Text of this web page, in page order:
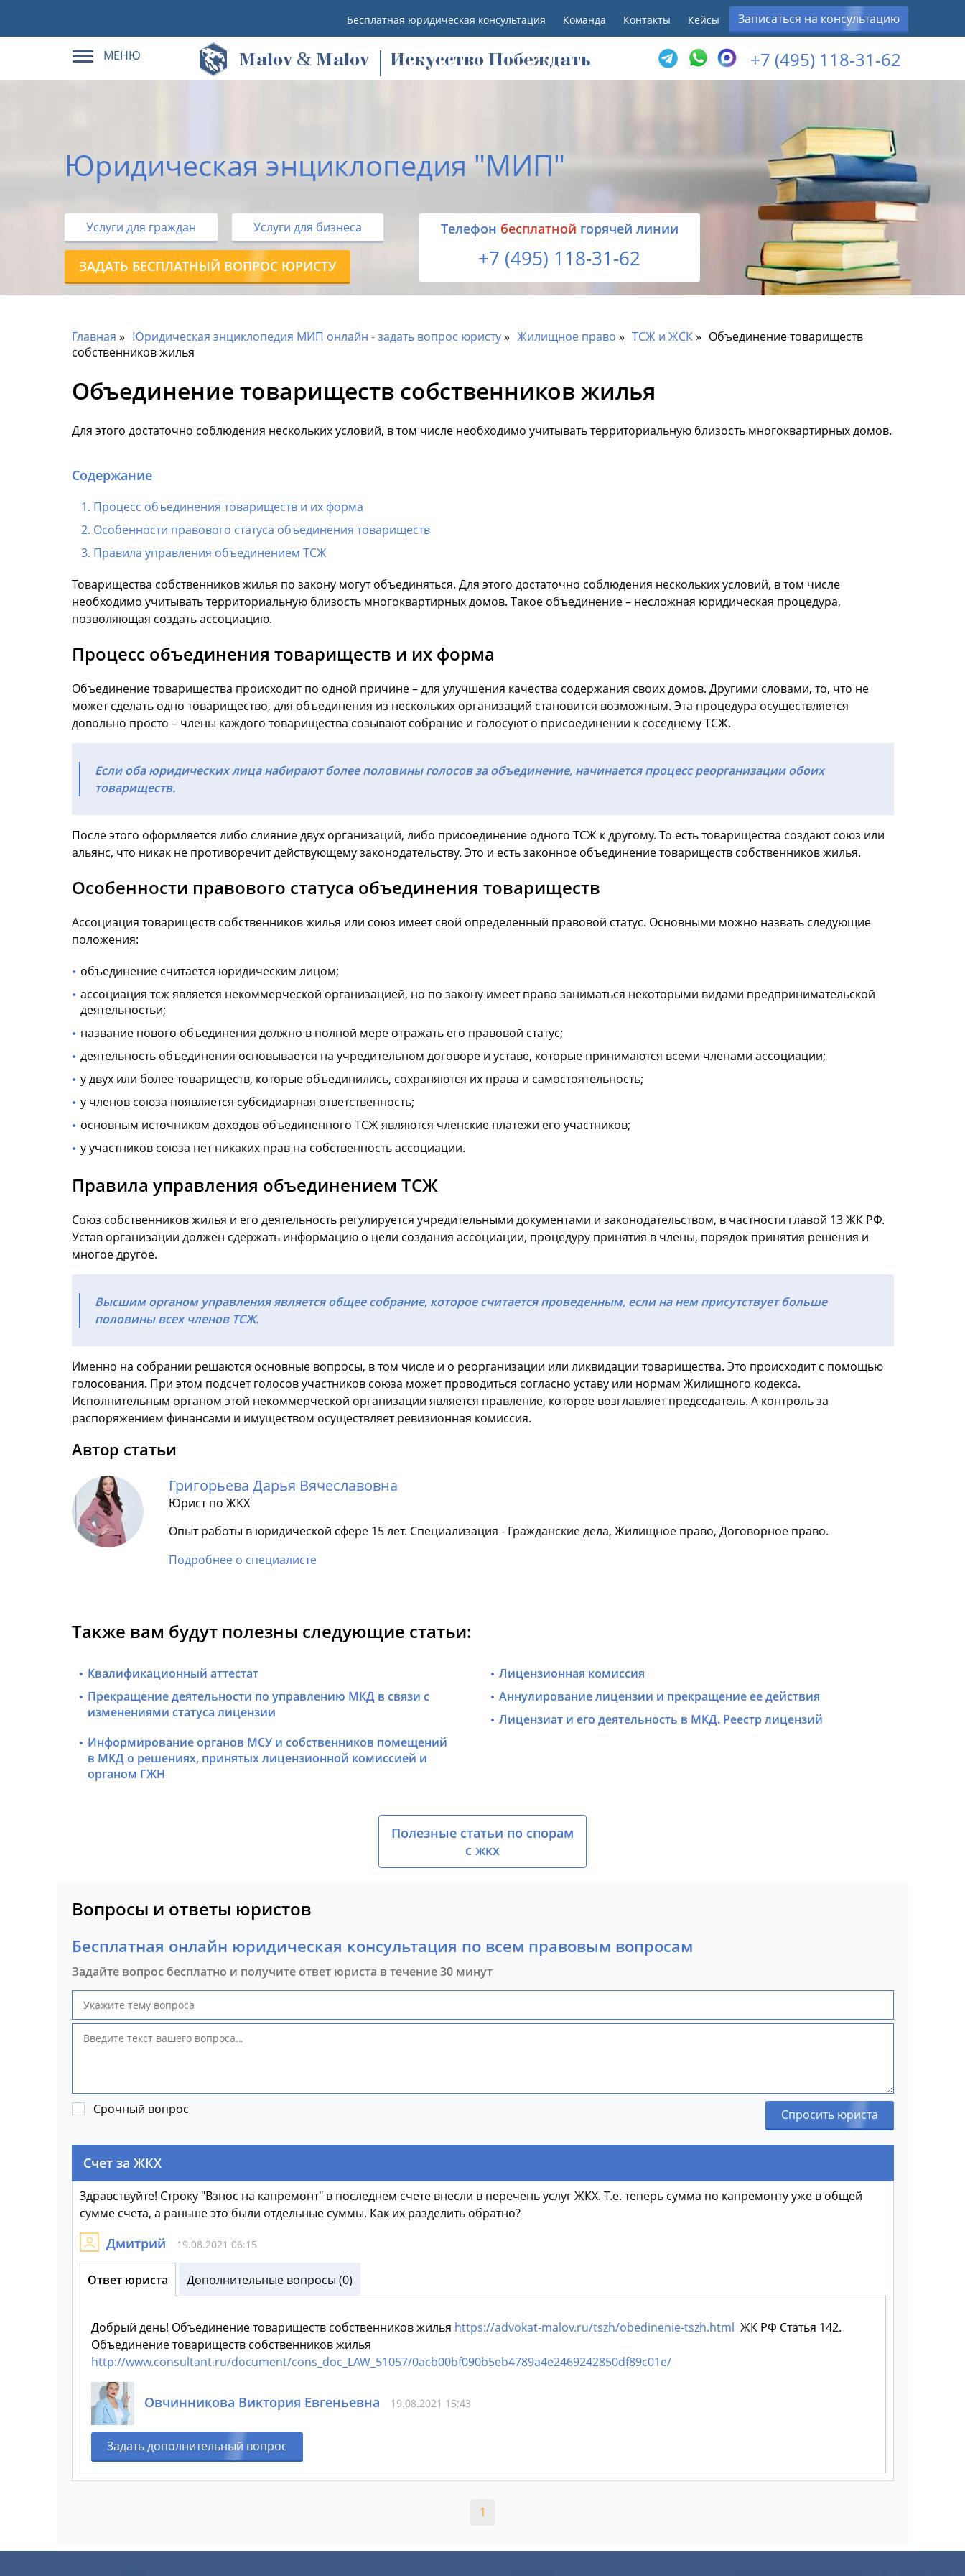
Бесплатная юридическая консультация Команда Контакты Кейсы Записаться на консультацию
МЕНЮ Malov & Malov Искусство Побеждать +7 (495) 118-31-62
Юридическая энциклопедия "МИП"
Услуги для граждан Услуги для бизнеса
ЗАДАТЬ БЕСПЛАТНЫЙ ВОПРОС ЮРИСТУ
Tелефон бесплатной горячей линии
+7 (495) 118-31-62
Главная Юридическая энциклопедия МИП онлайн - задать вопрос юристу Жилищное право ТСЖ и ЖСК
Объединение товариществ
собственников жилья
Объединение товариществ собственников жилья
Для этого достаточно соблюдения нескольких условий, в том числе необходимо учитывать территориальную близость многоквартирных домов.
Содержание
Процесс объединения товариществ и их форма
Особенности правового статуса объединения товариществ
Правила управления объединением ТСЖ
Товарищества собственников жилья по закону могут объединяться. Для этого достаточно соблюдения нескольких условий, в том числе
необходимо учитывать территориальную близость многоквартирных домов. Такое объединение – несложная юридическая процедура,
позволяющая создать ассоциацию.
Процесс объединения товариществ и их форма
Объединение товарищества происходит по одной причине – для улучшения качества содержания своих домов. Другими словами, то, что не
может сделать одно товарищество, для объединения из нескольких организаций становится возможным. Эта процедура осуществляется
довольно просто – члены каждого товарищества созывают собрание и голосуют о присоединении к соседнему ТСЖ.
Если оба юридических лица набирают более половины голосов за объединение, начинается процесс реорганизации обоих
товариществ.
После этого оформляется либо слияние двух организаций, либо присоединение одного ТСЖ к другому. То есть товарищества создают союз или
альянс, что никак не противоречит действующему законодательству. Это и есть законное объединение товариществ собственников жилья.
Особенности правового статуса объединения товариществ
Ассоциация товариществ собственников жилья или союз имеет свой определенный правовой статус. Основными можно назвать следующие
положения:
объединение считается юридическим лицом;
ассоциация тсж является некоммерческой организацией, но по закону имеет право заниматься некоторыми видами предпринимательской
деятельностьи;
название нового объединения должно в полной мере отражать его правовой статус;
деятельность объединения основывается на учредительном договоре и уставе, которые принимаются всеми членами ассоциации;
у двух или более товариществ, которые объединились, сохраняются их права и самостоятельность;
у членов союза появляется субсидиарная ответственность;
основным источником доходов объединенного ТСЖ являются членские платежи его участников;
у участников союза нет никаких прав на собственность ассоциации.
Правила управления объединением ТСЖ
Союз собственников жилья и его деятельность регулируется учредительными документами и законодательством, в частности главой 13 ЖК РФ.
Устав организации должен сдержать информацию о цели создания ассоциации, процедуру принятия в члены, порядок принятия решения и
многое другое.
Высшим органом управления является общее собрание, которое считается проведенным, если на нем присутствует больше
половины всех членов ТСЖ.
Именно на собрании решаются основные вопросы, в том числе и о реорганизации или ликвидации товарищества. Это происходит с помощью
голосования. При этом подсчет голосов участников союза может проводиться согласно уставу или нормам Жилищного кодекса.
Исполнительным органом этой некоммерческой организации является правление, которое возглавляет председатель. А контроль за
распоряжением финансами и имуществом осуществляет ревизионная комиссия.
Автор статьи
Григорьева Дарья Вячеславовна
Юрист по ЖКХ
Опыт работы в юридической сфере 15 лет. Специализация - Гражданские дела, Жилищное право, Договорное право.
Подробнее о специалисте
Также вам будут полезны следующие статьи:
Квалификационный аттестат
Лицензионная комиссия
Прекращение деятельности по управлению МКД в связи с
изменениями статуса лицензии
Аннулирование лицензии и прекращение ее действия
Лицензиат и его деятельность в МКД. Реестр лицензий
Информирование органов МСУ и собственников помещений
в МКД о решениях, принятых лицензионной комиссией и
органом ГЖН
Полезные статьи по спорам
с жкх
Вопросы и ответы юристов
Бесплатная онлайн юридическая консультация по всем правовым вопросам
Задайте вопрос бесплатно и получите ответ юриста в течение 30 минут
Срочный вопрос Спросить юриста
Счет за ЖКХ
Здравствуйте! Строку "Взнос на капремонт" в последнем счете внесли в перечень услуг ЖКХ. Т.е. теперь сумма по капремонту уже в общей
сумме счета, а раньше это были отдельные суммы. Как их разделить обратно?
Дмитрий 19.08.2021 06:15
Ответ юриста Дополнительные вопросы (0)
Добрый день! Объединение товариществ собственников жилья https://advokat-malov.ru/tszh/obedinenie-tszh.html ЖК РФ Статья 142.
Объединение товариществ собственников жилья
http://www.consultant.ru/document/cons_doc_LAW_51057/0acb00bf090b5eb4789a4e2469242850df89c01e/
Овчинникова Виктория Евгеньевна 19.08.2021 15:43
Задать дополнительный вопрос
1